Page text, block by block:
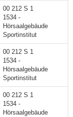
00 212 S 1
1534 -
Hörsaalgebäude
Sportinstitut
00 212 S 1
1534 -
Hörsaalgebäude
Sportinstitut
00 212 S 1
1534 -
Hörsaalgebäude